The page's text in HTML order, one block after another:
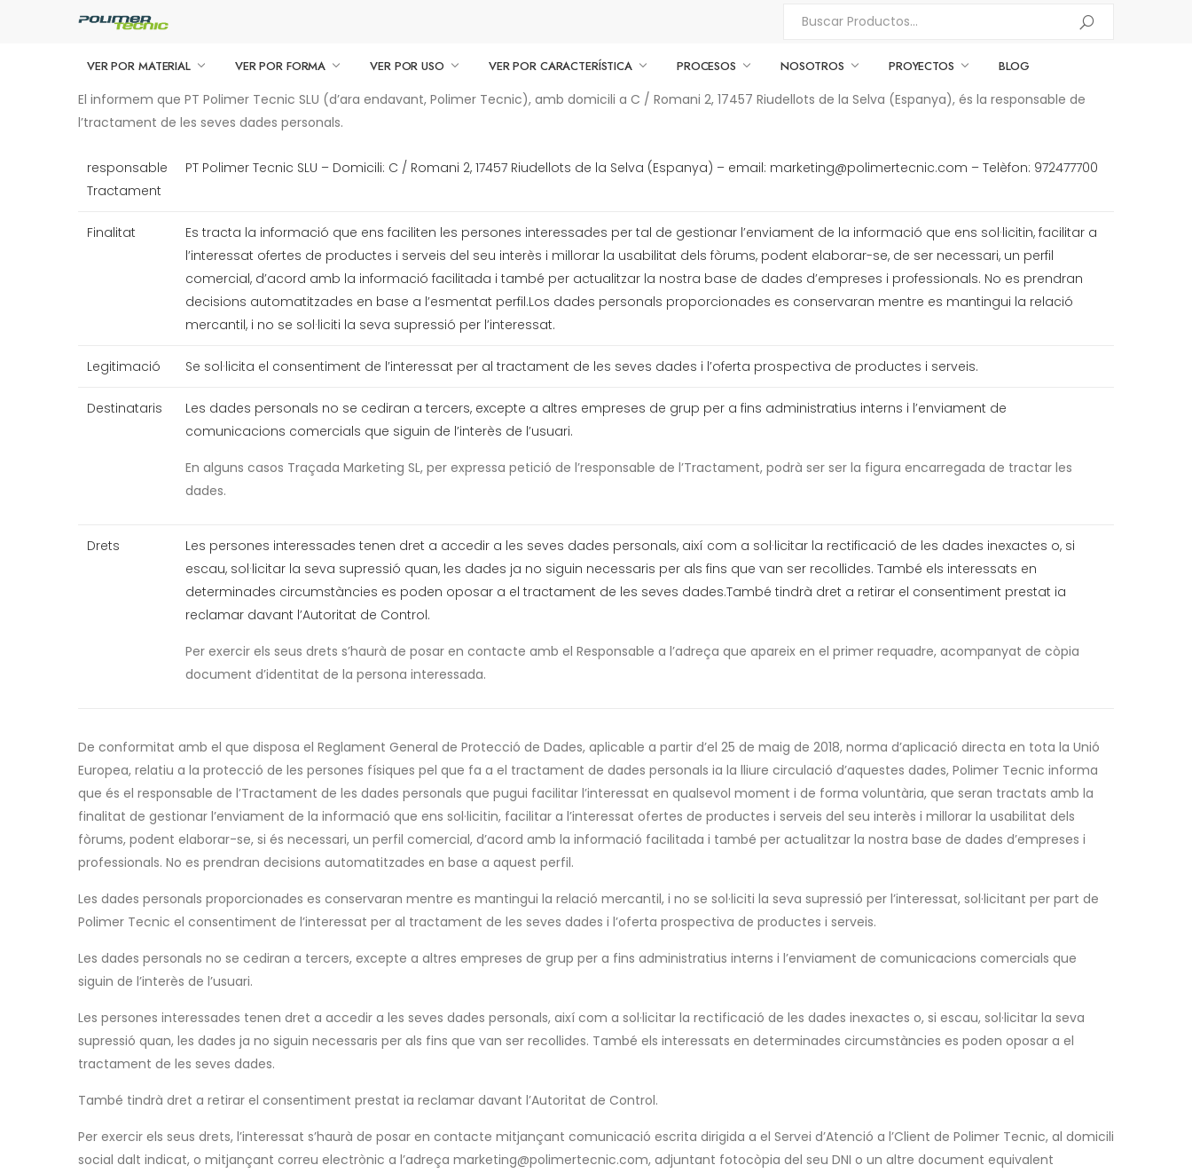
VER POR MATERIAL VER POR FORMA VER POR USO VER POR CARACTERÍSTICA PROCESOS NOSOTROS PROYECTOS BLOG
El informem que PT Polimer Tecnic SLU (d’ara endavant, Polimer Tecnic), amb domicili a C / Romani 2, 17457 Riudellots de la Selva (Espanya), és la responsable de
l’tractament de les seves dades personals.
responsable
Tractament
PT Polimer Tecnic SLU – Domicili: C / Romani 2, 17457 Riudellots de la Selva (Espanya) – email: marketing@polimertecnic.com – Telèfon: 972477700
Finalitat
Es tracta la informació que ens faciliten les persones interessades per tal de gestionar l’enviament de la informació que ens sol·licitin, facilitar a
l’interessat ofertes de productes i serveis del seu interès i millorar la usabilitat dels fòrums, podent elaborar-se, de ser necessari, un perfil
comercial, d’acord amb la informació facilitada i també per actualitzar la nostra base de dades d’empreses i professionals. No es prendran
decisions automatitzades en base a l’esmentat perfil.Los dades personals proporcionades es conservaran mentre es mantingui la relació
mercantil, i no se sol·liciti la seva supressió per l’interessat.
Legitimació Se sol·licita el consentiment de l’interessat per al tractament de les seves dades i l’oferta prospectiva de productes i serveis.
Destinataris
Les dades personals no se cediran a tercers, excepte a altres empreses de grup per a fins administratius interns i l’enviament de
comunicacions comercials que siguin de l’interès de l’usuari.
En alguns casos Traçada Marketing SL, per expressa petició de l’responsable de l’Tractament, podrà ser ser la figura encarregada de tractar les
dades.
Drets
Les persones interessades tenen dret a accedir a les seves dades personals, així com a sol·licitar la rectificació de les dades inexactes o, si
escau, sol·licitar la seva supressió quan, les dades ja no siguin necessaris per als fins que van ser recollides. També els interessats en
determinades circumstàncies es poden oposar a el tractament de les seves dades.També tindrà dret a retirar el consentiment prestat ia
reclamar davant l’Autoritat de Control.
Per exercir els seus drets s’haurà de posar en contacte amb el Responsable a l’adreça que apareix en el primer requadre, acompanyat de còpia
document d’identitat de la persona interessada.
De conformitat amb el que disposa el Reglament General de Protecció de Dades, aplicable a partir d’el 25 de maig de 2018, norma d’aplicació directa en tota la Unió
Europea, relatiu a la protecció de les persones físiques pel que fa a el tractament de dades personals ia la lliure circulació d’aquestes dades, Polimer Tecnic informa
que és el responsable de l’Tractament de les dades personals que pugui facilitar l’interessat en qualsevol moment i de forma voluntària, que seran tractats amb la
finalitat de gestionar l’enviament de la informació que ens sol·licitin, facilitar a l’interessat ofertes de productes i serveis del seu interès i millorar la usabilitat dels
fòrums, podent elaborar-se, si és necessari, un perfil comercial, d’acord amb la informació facilitada i també per actualitzar la nostra base de dades d’empreses i
professionals. No es prendran decisions automatitzades en base a aquest perfil.
Les dades personals proporcionades es conservaran mentre es mantingui la relació mercantil, i no se sol·liciti la seva supressió per l’interessat, sol·licitant per part de
Polimer Tecnic el consentiment de l’interessat per al tractament de les seves dades i l’oferta prospectiva de productes i serveis.
Les dades personals no se cediran a tercers, excepte a altres empreses de grup per a fins administratius interns i l’enviament de comunicacions comercials que
siguin de l’interès de l’usuari.
Les persones interessades tenen dret a accedir a les seves dades personals, així com a sol·licitar la rectificació de les dades inexactes o, si escau, sol·licitar la seva
supressió quan, les dades ja no siguin necessaris per als fins que van ser recollides. També els interessats en determinades circumstàncies es poden oposar a el
tractament de les seves dades.
També tindrà dret a retirar el consentiment prestat ia reclamar davant l’Autoritat de Control.
Per exercir els seus drets, l’interessat s’haurà de posar en contacte mitjançant comunicació escrita dirigida a el Servei d’Atenció a l’Client de Polimer Tecnic, al domicili
social dalt indicat, o mitjançant correu electrònic a l’adreça marketing@polimertecnic.com, adjuntant fotocòpia del seu DNI o un altre document equivalent